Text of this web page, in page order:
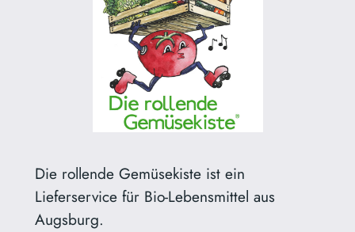
Die rollende Gemüsekiste ist ein
Lieferservice für Bio-Lebensmittel aus
Augsburg.